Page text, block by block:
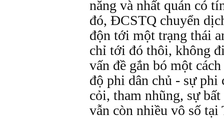
năng và nhất quán có
đó, ÐCSTQ chuyển
độn tới một trạng thái
chỉ tới đó thôi, không
vấn đề gắn bó một
độ phi dân chủ - sự
cỏi, tham nhũng, sự
vẫn còn nhiều vô số